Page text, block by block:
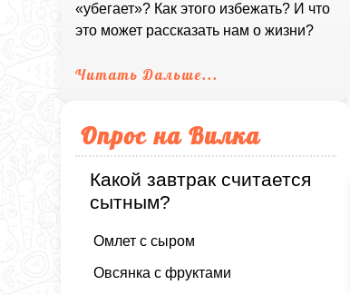
«убегает»? Как этого избежать? И что
это может рассказать нам о жизни?
Читать Дальше...
Опрос на Вилка
Какой завтрак считается
сытным?
Омлет с сыром
Овсянка с фруктами